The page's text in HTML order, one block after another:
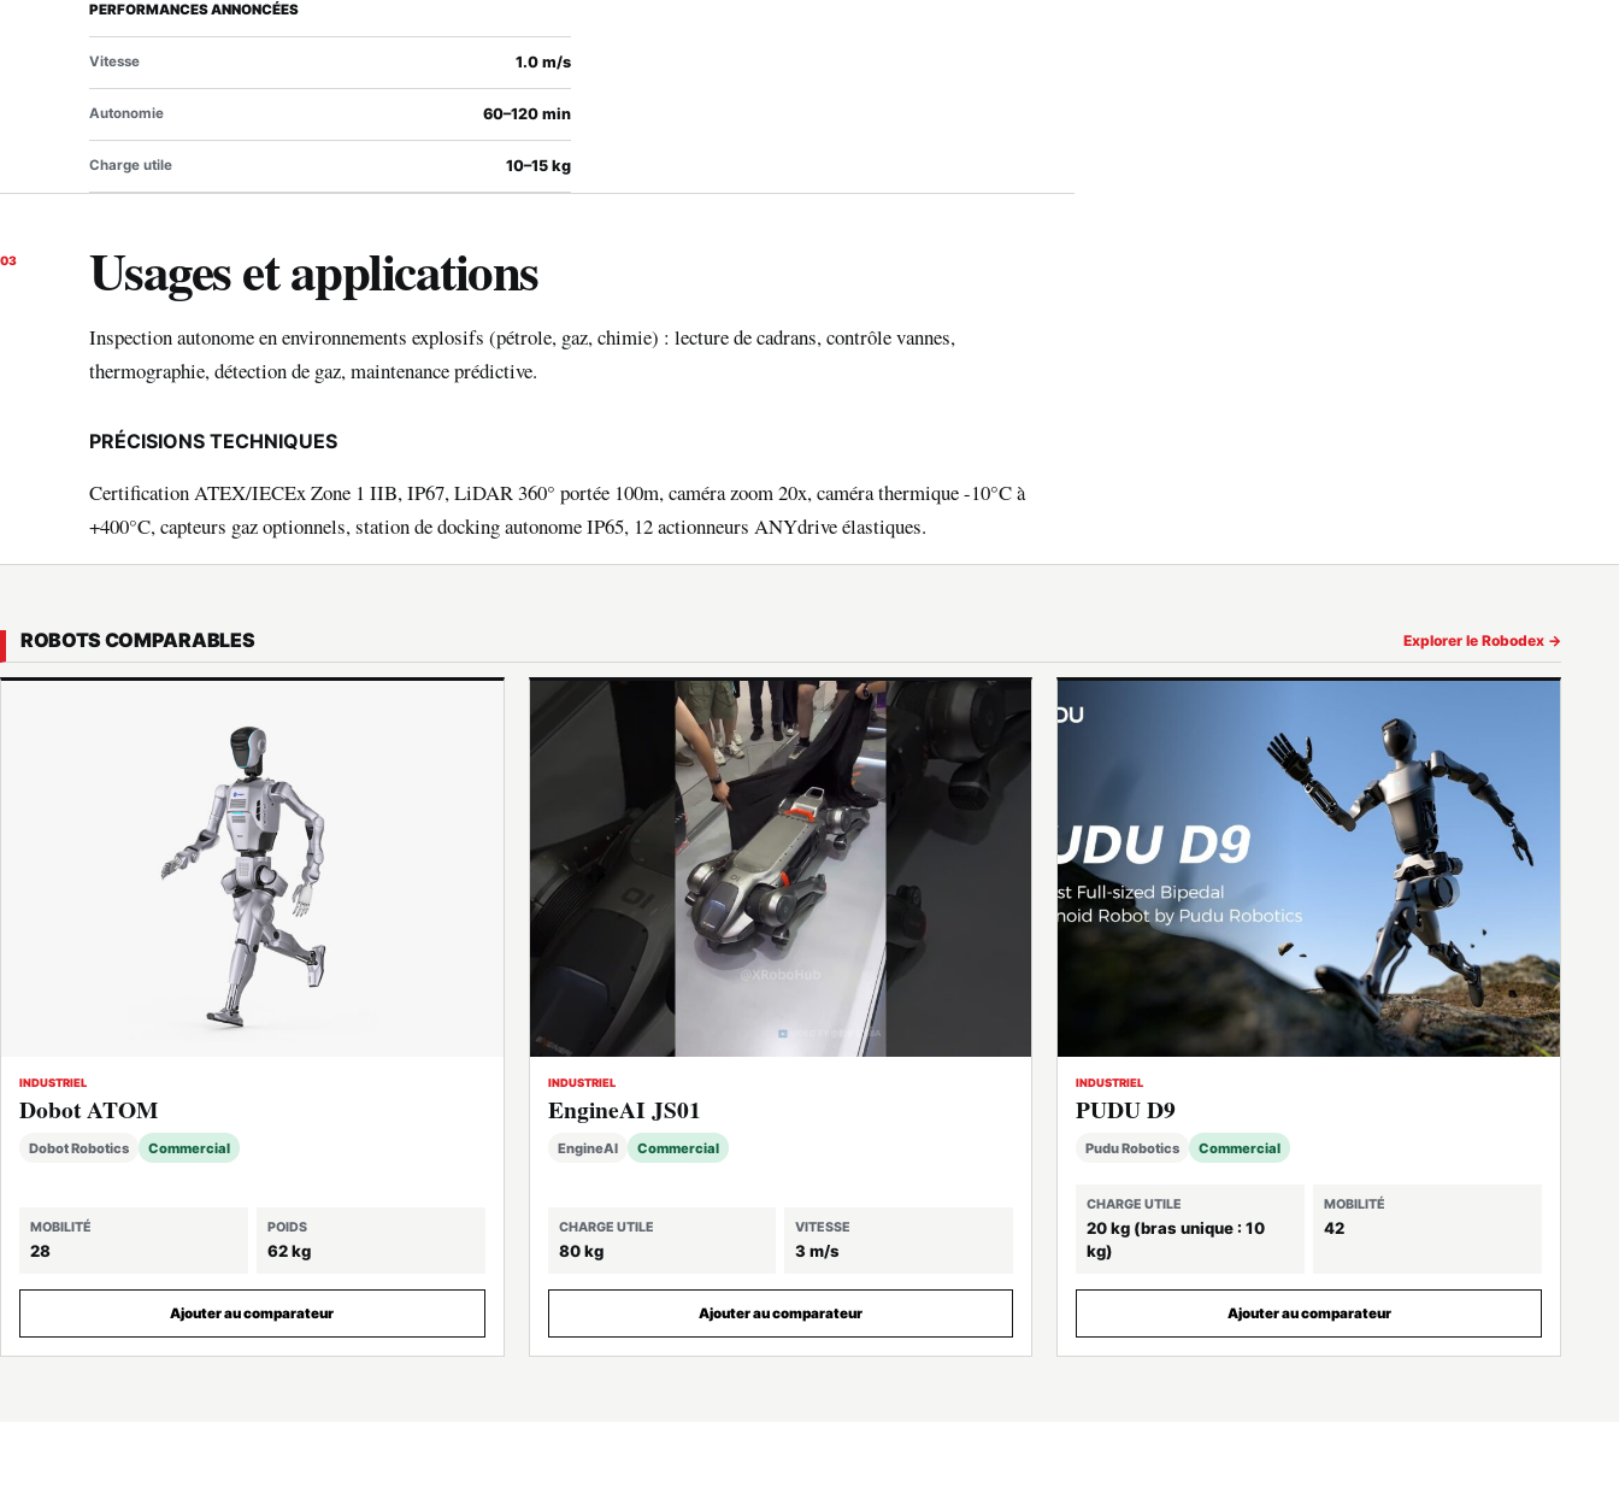
PERFORMANCES ANNONCÉES
Vitesse 1.0 m/s
Autonomie 60–120 min
Charge utile 10–15 kg
03 Usages et applications
Inspection autonome en environnements explosifs (pétrole, gaz, chimie) : lecture de cadrans, contrôle vannes,
thermographie, détection de gaz, maintenance prédictive.
PRÉCISIONS TECHNIQUES
Certification ATEX/IECEx Zone 1 IIB, IP67, LiDAR 360° portée 100m, caméra zoom 20x, caméra thermique -10°C à
+400°C, capteurs gaz optionnels, station de docking autonome IP65, 12 actionneurs ANYdrive élastiques.
ROBOTS COMPARABLES Explorer le Robodex →
INDUSTRIEL
Dobot ATOM
Dobot Robotics Commercial
MOBILITÉ
28
POIDS
62 kg
Ajouter au comparateur
INDUSTRIEL
EngineAI JS01
EngineAI Commercial
CHARGE UTILE
80 kg
VITESSE
3 m/s
Ajouter au comparateur
INDUSTRIEL
PUDU D9
Pudu Robotics Commercial
CHARGE UTILE
20 kg (bras unique : 10
kg)
MOBILITÉ
42
Ajouter au comparateur